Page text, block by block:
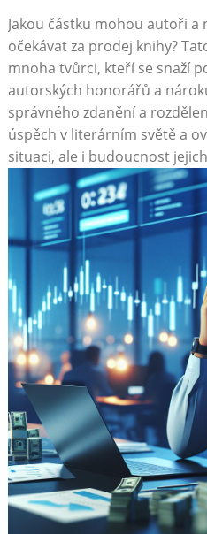
Jakou částku mohou autoři a
očekávat za prodej knihy?
mnoha tvůrci, kteří se snaží
autorských honorářů a
správného zdanění a
úspěch v literárním světě a
situaci, ale i budoucnost